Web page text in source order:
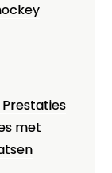
met